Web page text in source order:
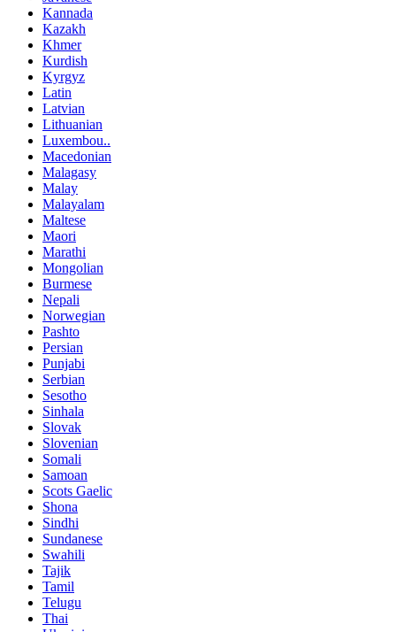
Kannada
Kazakh
Khmer
Kurdish
Kyrgyz
Latin
Latvian
Lithuanian
Luxembou..
Macedonian
Malagasy
Malay
Malayalam
Maltese
Maori
Marathi
Mongolian
Burmese
Nepali
Norwegian
Pashto
Persian
Punjabi
Serbian
Sesotho
Sinhala
Slovak
Slovenian
Somali
Samoan
Scots Gaelic
Shona
Sindhi
Sundanese
Swahili
Tajik
Tamil
Telugu
Thai